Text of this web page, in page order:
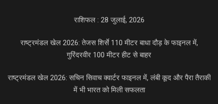
राशिफल : 28 जुलाई, 2026
राष्ट्रमंडल खेल 2026: तेजस शिर्से 110 मीटर बाधा दौड़ के फाइनल में,
गुरिंदरवीर 100 मीटर हीट से बाहर
राष्ट्रमंडल खेल 2026: सचिन सिवाच क्वार्टर फाइनल में, लंबी कूद और पैरा तैराकी
में भी भारत को मिली सफलता